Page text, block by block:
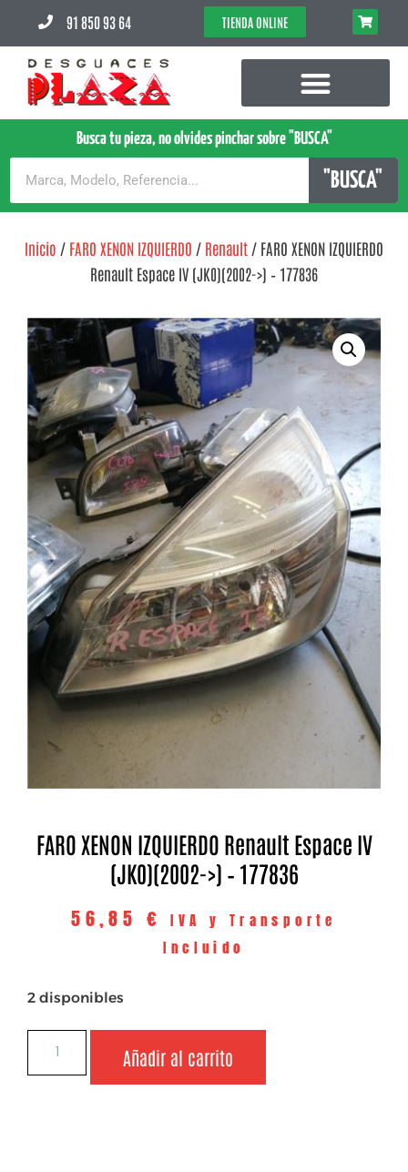
91 850 93 64 TIENDA ONLINE
Busca tu pieza, no olvides pinchar sobre "BUSCA"
"BUSCA"
Inicio / FARO XENON IZQUIERDO / Renault / FARO XENON IZQUIERDO
Renault Espace IV (JK0)(2002->) – 177836
FARO XENON IZQUIERDO Renault Espace IV
(JK0)(2002->) – 177836
56,85 €
IVA y Transporte
Incluido
2 disponibles
Añadir al carrito